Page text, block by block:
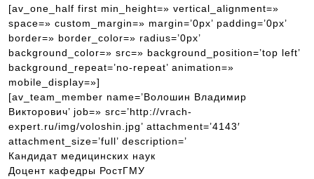
[av_one_half first min_height=» vertical_alignment=»
space=» custom_margin=» margin=’0px’ padding=’0px’
border=» border_color=» radius=’0px’
background_color=» src=» background_position=’top left’
background_repeat=’no-repeat’ animation=»
mobile_display=»]
[av_team_member name=’Волошин Владимир
Викторович’ job=» src=’http://vrach-
expert.ru/img/voloshin.jpg’ attachment=’4143′
attachment_size=’full’ description=’
Кандидат медицинских наук
Доцент кафедры РостГМУ